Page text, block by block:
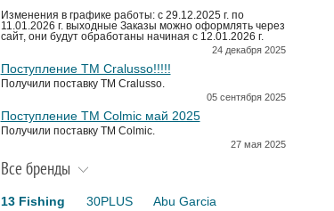
Изменения в графике работы: с 29.12.2025 г. по
11.01.2026 г. выходные Заказы можно оформлять через
сайт, они будут обработаны начиная с 12.01.2026 г.
24 декабря 2025
Поступление TM Cralusso!!!!!
Получили поставку ТМ Cralusso.
05 сентября 2025
Поступление TM Colmic май 2025
Получили поставку ТМ Colmic.
27 мая 2025
Все бренды
13 Fishing 30PLUS
Abu Garcia